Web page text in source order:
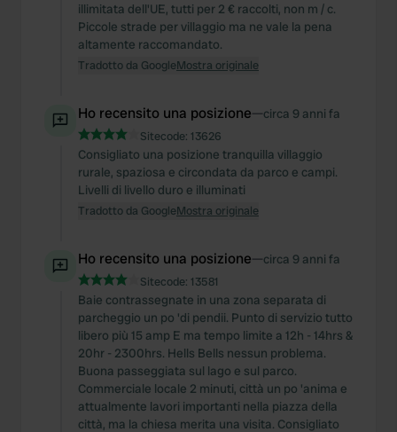
illimitata dell'UE, tutti per 2 € raccolti, non m / c.
Piccole strade per villaggio ma ne vale la pena
altamente raccomandato.
Tradotto da GoogleMostra originale
Ho recensito una posizione—circa 9 anni fa
Sitecode: 13626
Consigliato una posizione tranquilla villaggio
rurale, spaziosa e circondata da parco e campi.
Livelli di livello duro e illuminati
Tradotto da GoogleMostra originale
Ho recensito una posizione—circa 9 anni fa
Sitecode: 13581
Baie contrassegnate in una zona separata di
parcheggio un po 'di pendii. Punto di servizio tutto
libero più 15 amp E ma tempo limite a 12h - 14hrs &
20hr - 2300hrs. Hells Bells nessun problema.
Buona passeggiata sul lago e sul parco.
Commerciale locale 2 minuti, città un po 'anima e
attualmente lavori importanti nella piazza della
città, ma la chiesa merita una visita. Consigliato